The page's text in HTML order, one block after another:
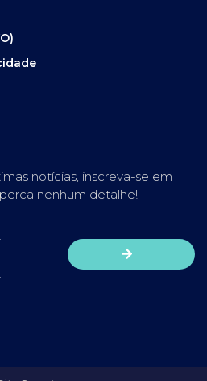
notícias, inscreva-se em
nenhum detalhe!